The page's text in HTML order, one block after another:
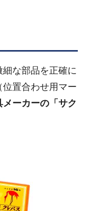
な部品を正確に
置合わせ用マー
メーカーの「サク